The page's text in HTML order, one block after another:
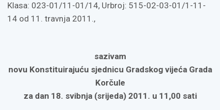
Klasa: 023-01/11-01/14, Urbroj: 515-02-03-01/1-11-
14 od 11. travnja 2011.,
sazivam
novu Konstituirajuću sjednicu Gradskog vijeća Grada
Korčule
za dan 18. svibnja (srijeda) 2011. u 11,00 sati